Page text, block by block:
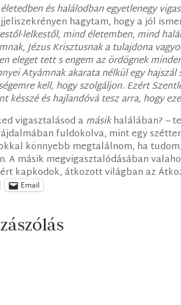
és halálodban egyetlenegy
hagytam, hogy a jól
lelkestől, mind életemben, mind
Jézus Krisztusnak a tulajdona
eleget tett s engem az ördögnek
Atyámnak akarata nélkül egy
kell, hogy szolgáljon. Ezért
késszé és hajlandóvá tesz arra, hogy
vigasztalásod amásikhalálában? –
fuldokolva, mint egy
könnyebb megtalálnom, ha
A másik megvigasztalódásában
kapkodok, átkozott világban az
Email